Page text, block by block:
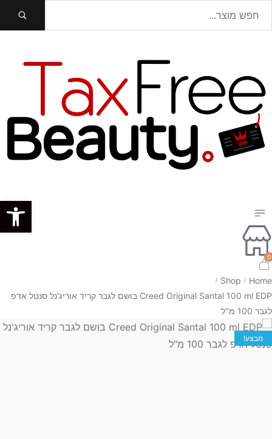
פתח סרגל נגישות
0
Home
/
Shop
/
Creed Original Santal 100 ml EDP בושם לגבר קריד אוריג'נל סנטל אדפ
לגבר 100 מ"ל
מבצע!